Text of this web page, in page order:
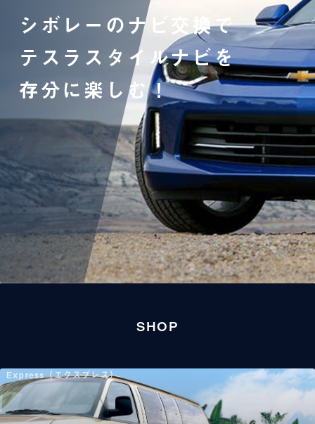
シボレーのナビ交換で
テスラスタイルナビを
存分に楽しむ！
SHOP
Express（エクスプレス）